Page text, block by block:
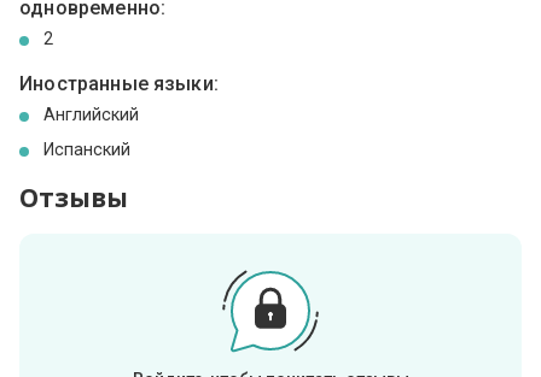
одновременно:
2
Иностранные языки:
Английский
Испанский
Отзывы